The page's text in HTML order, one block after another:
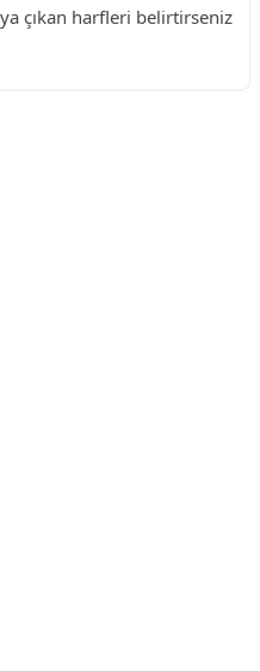
çıkan harfleri belirtirseniz